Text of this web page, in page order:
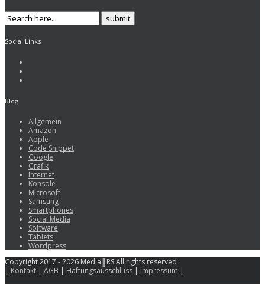
Social Links
Blog
Allgemein
Amazon
Apple
Code Snippet
Google
Grafik
Internet
Konsole
Microsoft
Samsung
Smartphones
Social Media
Software
Tablets
Wordpress
Copyright 2017 - 2026 Media║RS All rights reserved
| Kontakt | AGB | Haftungsausschluss | Impressum |